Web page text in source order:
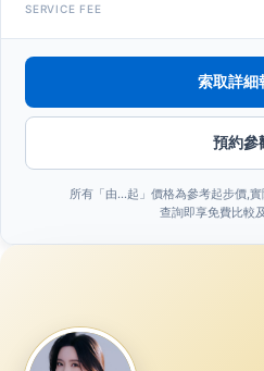
SERVICE FEE
索取詳細
預約參
所有「由…起」價格為參考起步價,實
查詢即享免費比較